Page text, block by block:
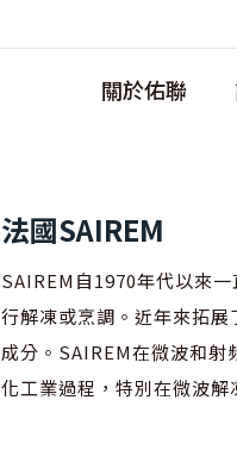
關於佑聯
法國SAIREM
SAIREM自1970年代以來
行解凍或烹調。近年來拓
成分。SAIREM在微波和射
化工業過程，特別在微波解